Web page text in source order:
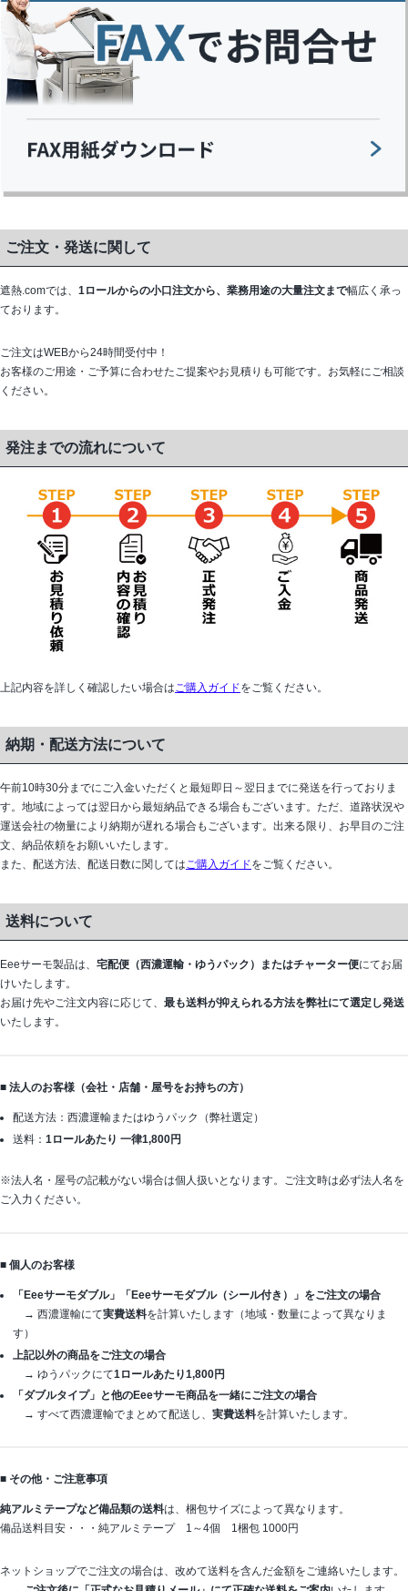
ご注文・発送に関して
遮熱.comでは、 1ロールからの小口注文から、業務用途の大量注文まで幅広く承っ
ております。
ご注文はWEBから24時間受付中！
お客様のご用途・ご予算に合わせたご提案やお見積りも可能です。お気軽にご相談
ください。
発注までの流れについて
上記内容を詳しく確認したい場合は ご購入ガイドをご覧ください。
納期・配送方法について
午前10時30分までにご入金いただくと最短即日～翌日までに発送を行っておりま
す。地域によっては翌日から最短納品できる場合もございます。ただ、道路状況や
運送会社の物量により納期が遅れる場合もございます。出来る限り、お早目のご注
文、納品依頼をお願いいたします。
また、配送方法、配送日数に関しては ご購入ガイドをご覧ください。
送料について
Eeeサーモ製品は、 宅配便（西濃運輸・ゆうパック）またはチャーター便にてお届
けいたします。
お届け先やご注文内容に応じて、 最も送料が抑えられる方法を弊社にて選定し発送
いたします。
■ 法人のお客様（会社・店舗・屋号をお持ちの方）
配送方法：西濃運輸またはゆうパック（弊社選定）
送料：1ロールあたり 一律1,800円
※法人名・屋号の記載がない場合は個人扱いとなります。ご注文時は必ず法人名を
ご入力ください。
■ 個人のお客様
「Eeeサーモダブル」「Eeeサーモダブル（シール付き）」をご注文の場合
→ 西濃運輸にて実費送料を計算いたします（地域・数量によって異なりま
す）
上記以外の商品をご注文の場合
→ ゆうパックにて1ロールあたり1,800円
「ダブルタイプ」と他のEeeサーモ商品を一緒にご注文の場合
→ すべて西濃運輸でまとめて配送し、実費送料を計算いたします。
■ その他・ご注意事項
純アルミテープなど備品類の送料は、梱包サイズによって異なります。
備品送料目安・・・純アルミテープ 1～4個 1梱包 1000円
ネットショップでご注文の場合は、改めて送料を含んだ金額をご連絡いたします。